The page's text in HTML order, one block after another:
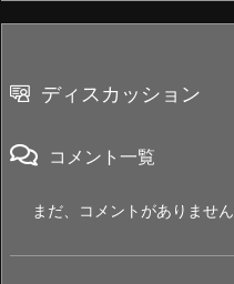
ディスカッション
コメント一覧
まだ、コメントがありません